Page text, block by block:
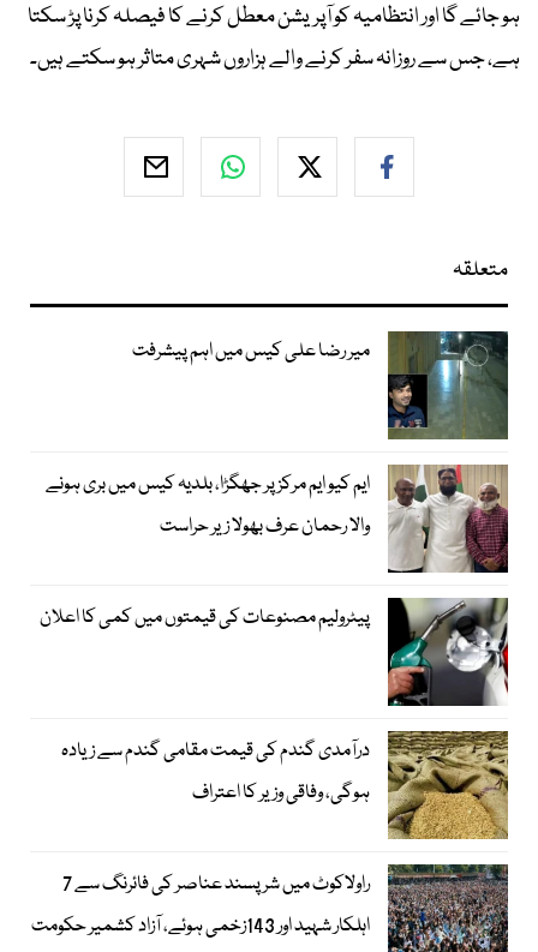
ہو جائے گا اور انتظامیہ کو آپریشن معطل کرنے کا فیصلہ کرنا پڑ سکتا
ہے، جس سے روزانہ سفر کرنے والے ہزاروں شہری متاثر ہو سکتے ہیں۔
متعلقہ
میر رضا علی کیس میں اہم پیشرفت
ایم کیو ایم مرکز پر جھگڑا، بلدیہ کیس میں بری ہونے
والا رحمان عرف بھولا زیر حراست
پیٹرولیم مصنوعات کی قیمتوں میں کمی کا اعلان
درآمدی گندم کی قیمت مقامی گندم سے زیادہ
ہوگی، وفاقی وزیر کا اعتراف
راولاکوٹ میں شرپسند عناصر کی فائرنگ سے 7
اہلکار شہید اور 143زخمی ہوئے، آزاد کشمیر حکومت